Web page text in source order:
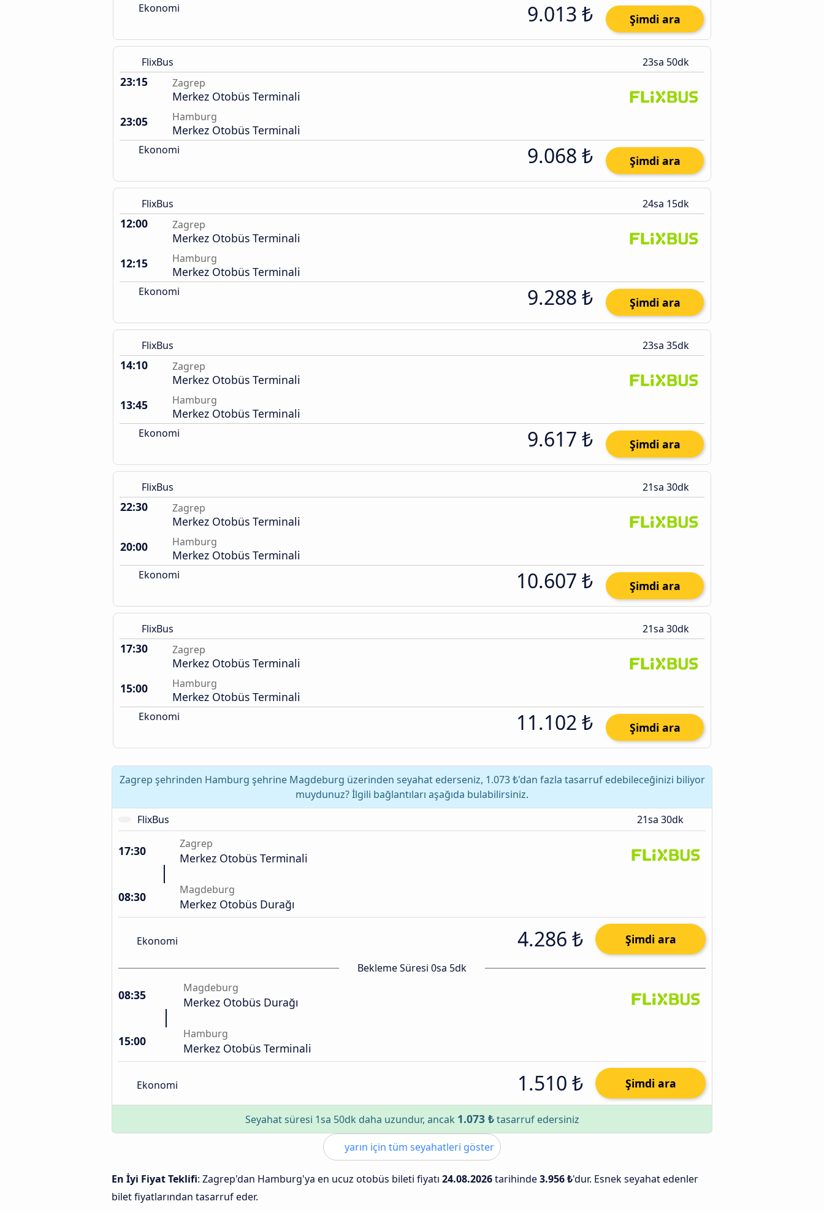
Ekonomi 9.013 ₺ Şimdi ara
FlixBus 23sa 50dk
23:15 Zagrep
Merkez Otobüs Terminali
23:05
Hamburg
Merkez Otobüs Terminali
Ekonomi 9.068 ₺ Şimdi ara
FlixBus 24sa 15dk
12:00 Zagrep
Merkez Otobüs Terminali
12:15
Hamburg
Merkez Otobüs Terminali
Ekonomi 9.288 ₺ Şimdi ara
FlixBus 23sa 35dk
14:10 Zagrep
Merkez Otobüs Terminali
13:45
Hamburg
Merkez Otobüs Terminali
Ekonomi 9.617 ₺ Şimdi ara
FlixBus 21sa 30dk
22:30 Zagrep
Merkez Otobüs Terminali
20:00
Hamburg
Merkez Otobüs Terminali
Ekonomi 10.607 ₺ Şimdi ara
FlixBus 21sa 30dk
17:30 Zagrep
Merkez Otobüs Terminali
15:00
Hamburg
Merkez Otobüs Terminali
Ekonomi 11.102 ₺ Şimdi ara
Zagrep şehrinden Hamburg şehrine Magdeburg üzerinden seyahat ederseniz, 1.073 ₺'dan fazla tasarruf edebileceğinizi biliyor
muydunuz? İlgili bağlantıları aşağıda bulabilirsiniz.
FlixBus
21sa 30dk
17:30 Zagrep
Merkez Otobüs Terminali
08:30 Magdeburg
Merkez Otobüs Durağı
Ekonomi 4.286 ₺ Şimdi ara
Bekleme Süresi 0sa 5dk
08:35 Magdeburg
Merkez Otobüs Durağı
15:00 Hamburg
Merkez Otobüs Terminali
Ekonomi 1.510 ₺ Şimdi ara
Seyahat süresi 1sa 50dk daha uzundur, ancak 1.073 ₺tasarruf edersiniz
yarın için tüm seyahatleri göster
En İyi Fiyat Teklifi: Zagrep'dan Hamburg'ya en ucuz otobüs bileti fiyatı 24.08.2026tarihinde3.956 ₺'dur. Esnek seyahat edenler
bilet fiyatlarından tasarruf eder.